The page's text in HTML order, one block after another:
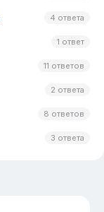
4 ответа
1 ответ
11 ответов
2 ответа
8 ответов
3 ответа